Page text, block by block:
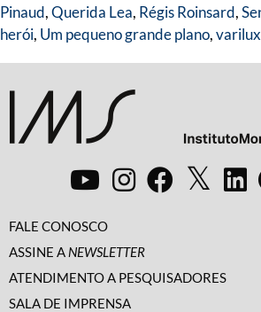
Pinaud,Querida Lea, Régis Roinsard,
herói, Um pequeno grande plano,varilux
FALE CONOSCO
ASSINE A NEWSLETTER
ATENDIMENTO A PESQUISADORES
SALA DE IMPRENSA